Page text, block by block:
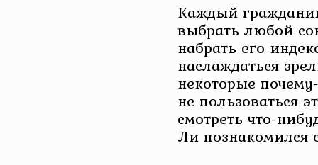
Каждый
выбрать любой
набрать его
наслаждаться
некоторые
не пользоваться
смотреть что-
Ли познакомился